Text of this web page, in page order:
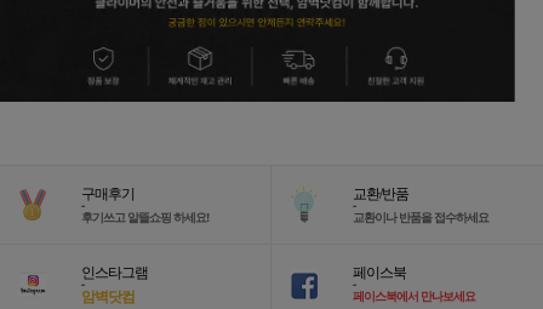
구매후기
-
후기쓰고 알뜰쇼핑 하세요!
교환/반품
-
교환이나 반품을 접수하세요
인스타그램
-
암벽닷컴
페이스북
-
페이스북에서 만나보세요